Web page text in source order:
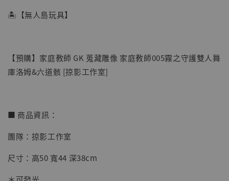
【店內現貨】七龍珠 系列蒐藏雕像 悟空 鳥山
明紀念款 [奇蹟工作室]
🏝【無人島玩具】
【預購】家庭教師 GK 蒐藏雕像 家庭教師005霧之守護雙人舞
庫洛姆&六道骸 [掠影工作室]
■ 商品資訊：
團隊：掠影工作室
尺寸：高50 寬44 深38cm